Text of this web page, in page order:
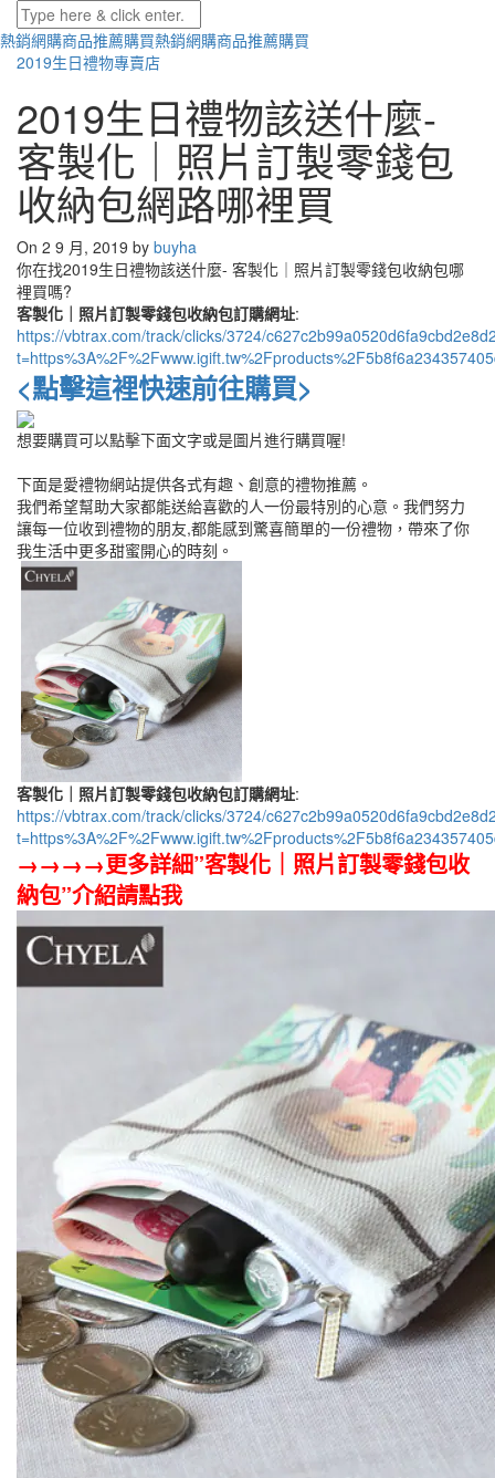
熱銷網購商品推薦購買熱銷網購商品推薦購買
2019生日禮物專賣店
2019生日禮物該送什麼-
客製化｜照片訂製零錢包
收納包網路哪裡買
On 2 9 月, 2019 by buyha
你在找2019生日禮物該送什麼- 客製化｜照片訂製零錢包收納包哪
裡買嗎?
客製化｜照片訂製零錢包收納包訂購網址:
https://vbtrax.com/track/clicks/3724/
<點擊這裡快速前往購買>
想要購買可以點擊下面文字或是圖片進行購買喔!
下面是愛禮物網站提供各式有趣、創意的禮物推薦。
我們希望幫助大家都能送給喜歡的人一份最特別的心意。我們努力
讓每一位收到禮物的朋友,都能感到驚喜簡單的一份禮物，帶來了你
我生活中更多甜蜜開心的時刻。
客製化｜照片訂製零錢包收納包訂購網址:
https://vbtrax.com/track/clicks/3724/
→→→→更多詳細”客製化｜照片訂製零錢包收
納包”介紹請點我